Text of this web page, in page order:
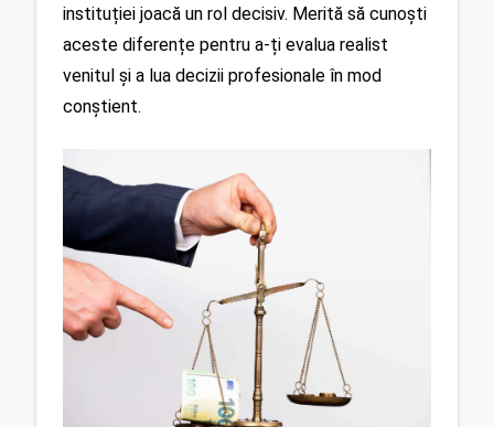
instituției joacă un rol decisiv. Merită să cunoști
aceste diferențe pentru a-ți evalua realist
venitul și a lua decizii profesionale în mod
conștient.